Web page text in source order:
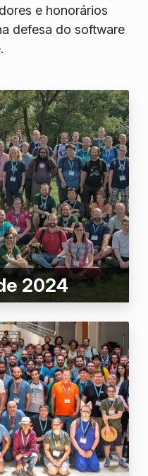
e honorários
defesa do software
2024